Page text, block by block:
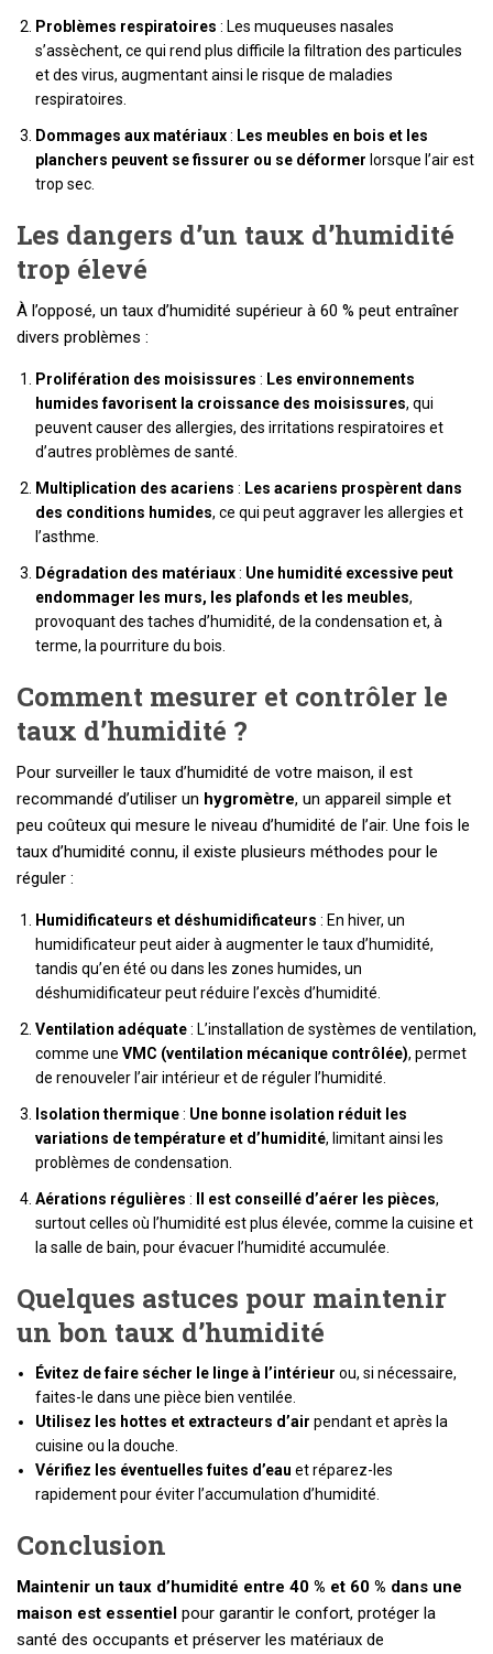
Problèmes respiratoires : Les muqueuses nasales
s’assèchent, ce qui rend plus difficile la filtration des particules
et des virus, augmentant ainsi le risque de maladies
respiratoires.
Dommages aux matériaux: Les meubles en bois et les
planchers peuvent se fissurer ou se déformer lorsque l’air est
trop sec.
Les dangers d’un taux d’humidité
trop élevé
À l’opposé, un taux d’humidité supérieur à 60 % peut entraîner
divers problèmes :
Prolifération des moisissures : Les environnements
humides favorisent la croissance des moisissures, qui
peuvent causer des allergies, des irritations respiratoires et
d’autres problèmes de santé.
Multiplication des acariens : Les acariens prospèrent dans
des conditions humides, ce qui peut aggraver les allergies et
l’asthme.
Dégradation des matériaux: Une humidité excessive peut
endommager les murs, les plafonds et les meubles,
provoquant des taches d’humidité, de la condensation et, à
terme, la pourriture du bois.
Comment mesurer et contrôler le
taux d’humidité ?
Pour surveiller le taux d’humidité de votre maison, il est
recommandé d’utiliser un hygromètre, un appareil simple et
peu coûteux qui mesure le niveau d’humidité de l’air. Une fois le
taux d’humidité connu, il existe plusieurs méthodes pour le
réguler :
Humidificateurs et déshumidificateurs : En hiver, un
humidificateur peut aider à augmenter le taux d’humidité,
tandis qu’en été ou dans les zones humides, un
déshumidificateur peut réduire l’excès d’humidité.
Ventilation adéquate: L’installation de systèmes de ventilation,
comme une VMC (ventilation mécanique contrôlée), permet
de renouveler l’air intérieur et de réguler l’humidité.
Isolation thermique: Une bonne isolation réduit les
variations de température et d’humidité, limitant ainsi les
problèmes de condensation.
Aérations régulières : Il est conseillé d’aérer les pièces,
surtout celles où l’humidité est plus élevée, comme la cuisine et
la salle de bain, pour évacuer l’humidité accumulée.
Quelques astuces pour maintenir
un bon taux d’humidité
Évitez de faire sécher le linge à l’intérieur ou, si nécessaire,
faites-le dans une pièce bien ventilée.
Utilisez les hottes et extracteurs d’air pendant et après la
cuisine ou la douche.
Vérifiez les éventuelles fuites d’eau et réparez-les
rapidement pour éviter l’accumulation d’humidité.
Conclusion
Maintenir un taux d’humidité entre 40 % et 60 % dans une
maison est essentiel pour garantir le confort, protéger la
santé des occupants et préserver les matériaux de